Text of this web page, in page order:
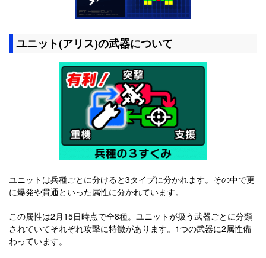
ユニット(アリス)の武器について
ユニットは兵種ごとに分けると3タイプに分かれます。その中で更
に爆発や貫通といった属性に分かれています。
この属性は2月15日時点で全8種。ユニットが扱う武器ごとに分類
されていてそれぞれ攻撃に特徴があります。1つの武器に2属性備
わっています。